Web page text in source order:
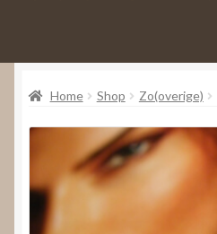
Home
Contact
Home Shop Zo(overige)